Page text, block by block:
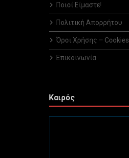
Ποιοί Είμαστε!
Πολιτική Απορρήτου
Όροι Χρήσης – Cookies
Επικοινωνία
Καιρός